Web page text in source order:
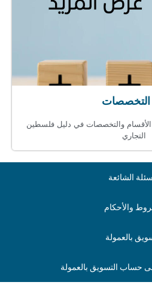
والتخصصات في دليل فلسطين
التجاري
الشائعة
والأحكام
بالعمولة
حساب التسويق بالعمولة